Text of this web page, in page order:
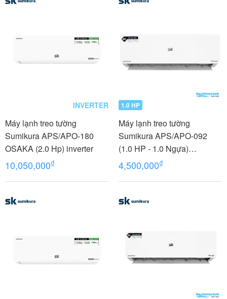
INVERTER
Máy lạnh treo tường
Sumikura APS/APO-180
OSAKA (2.0 Hp) inverter
10,050,000₫
1.0 HP
Máy lạnh treo tường
Sumikura APS/APO-092
(1.0 HP - 1.0 Ngựa)
MORANDI
4,500,000₫